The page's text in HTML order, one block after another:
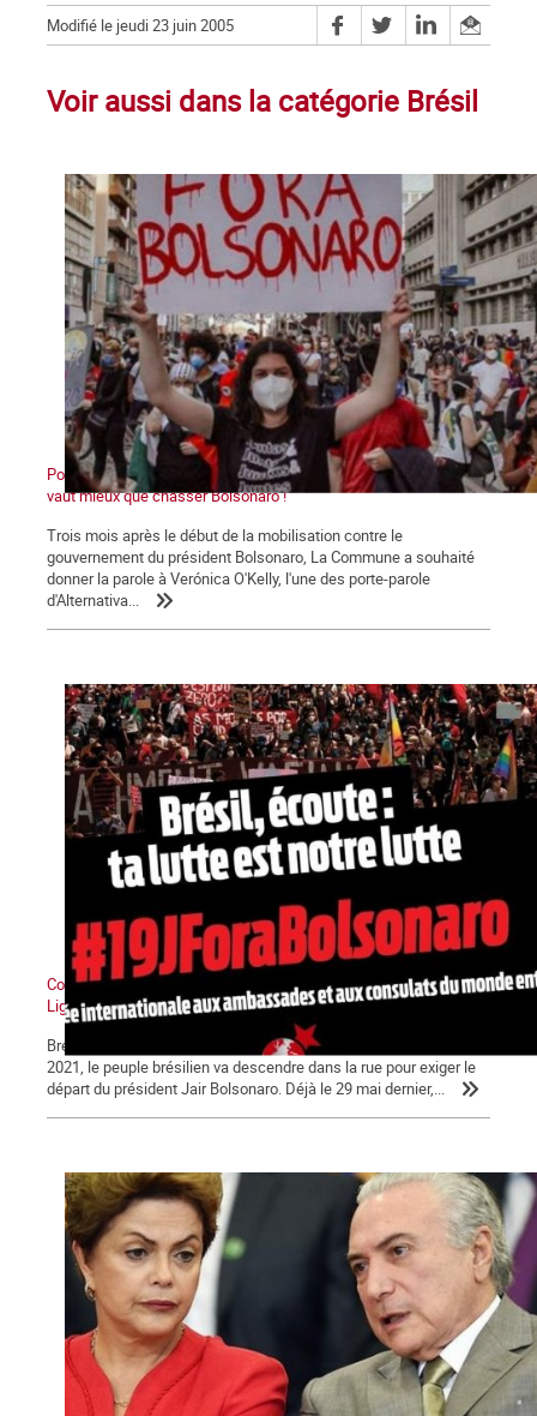
Modifié le jeudi 23 juin 2005
Voir aussi dans la catégorie Brésil
Pour le Parti des Travailleurs et Lula, la conciliation de classes
vaut mieux que chasser Bolsonaro !
Trois mois après le début de la mobilisation contre le
gouvernement du président Bolsonaro, La Commune a souhaité
donner la parole à Verónica O'Kelly, l'une des porte-parole
d'Alternativa...
Communiqué de presse de La Commune, section française de la
Ligue Socialiste Internationale
Brésil, écoute : ta lutte est notre lutte ! Demain, samedi 19 Juin
2021, le peuple brésilien va descendre dans la rue pour exiger le
départ du président Jair Bolsonaro. Déjà le 29 mai dernier,...